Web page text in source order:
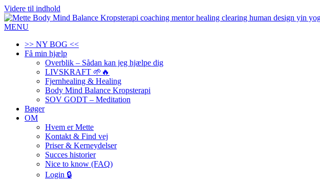
Videre til indhold
MENU
>> NY BOG <<
Få min hjælp
Overblik – Sådan kan jeg hjælpe dig
LIVSKRAFT 🌱🔥
Fjernhealing & Healing
Body Mind Balance Kropsterapi
SOV GODT – Meditation
Bøger
OM
Hvem er Mette
Kontakt & Find vej
Priser & Kerneydelser
Succes historier
Nice to know (FAQ)
Login 🔒